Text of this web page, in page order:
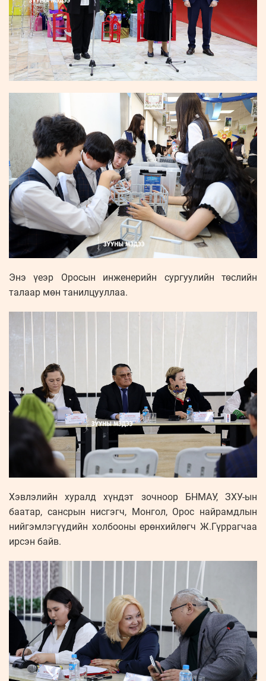
Энэ үеэр Оросын инженерийн сургуулийн төслийн
талаар мөн танилцууллаа.
Хэвлэлийн хуралд хүндэт зочноор БНМАУ, ЗХУ-ын
баатар, сансрын нисгэгч, Монгол, Орос найрамдлын
нийгэмлэгүүдийн холбооны ерөнхийлөгч Ж.Гүррагчаа
ирсэн байв.